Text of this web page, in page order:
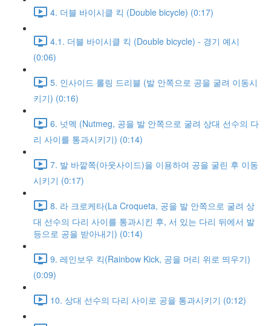
4. 더블 바이시클 킥 (Double bicycle) (0:17)
4.1. 더블 바이시클 킥 (Double bicycle) - 경기 예시
(0:06)
5. 인사이드 롤링 드리블 (발 안쪽으로 공을 굴려 이동시
키기) (0:16)
6. 넛멕 (Nutmeg, 공을 발 안쪽으로 굴려 상대 선수의 다
리 사이를 통과시키기) (0:14)
7. 발 바깥쪽(아웃사이드)을 이용하여 공을 굴린 후 이동
시키기 (0:17)
8. 라 크로케타(La Croqueta, 공을 발 안쪽으로 굴려 상
대 선수의 다리 사이를 통과시킨 후, 서 있는 다리 뒤에서 발
등으로 공을 받아내기) (0:14)
9. 레인보우 킥(Rainbow Kick, 공을 머리 위로 띄우기)
(0:09)
10. 상대 선수의 다리 사이로 공을 통과시키기 (0:12)